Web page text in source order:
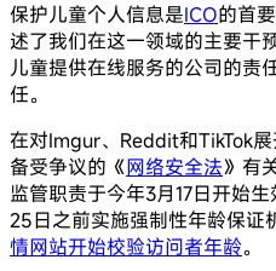
保护儿童个人信息是ICO的首
述了我们在这一领域的主要干
儿童提供在线服务的公司的责
任。
在对Imgur、Reddit和TikTok
备受争议的《网络安全法》有
监管职责于今年3月17日开始
25日之前实施强制性年龄保证
情网站开始校验访问者年龄。